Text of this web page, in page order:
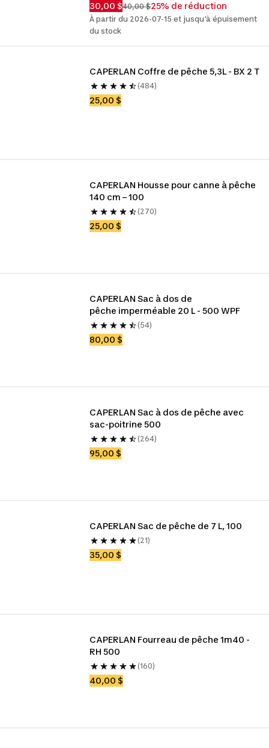
30,00 $40,00 $25% de réduction
À partir du 2026-07-15 et jusqu'à épuisement
du stock
(484)
25,00 $
CAPERLAN Housse pour canne à pêche
140 cm – 100
(270)
25,00 $
CAPERLAN Sac à dos de
pêche imperméable 20 L - 500 WPF
(54)
80,00 $
CAPERLAN Sac à dos de pêche avec
sac-poitrine 500
(264)
95,00 $
CAPERLAN Sac de pêche de 7 L, 100
(21)
35,00 $
CAPERLAN Fourreau de pêche 1m40 -
RH 500
(160)
40,00 $